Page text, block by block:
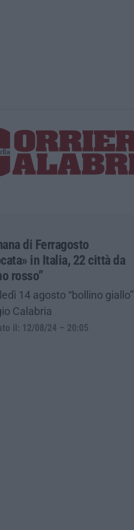
di Ferragosto
in Italia, 22 città da
rosso”
14 agosto “bollino giallo”
Calabria
il: 12/08/24 – 20:05